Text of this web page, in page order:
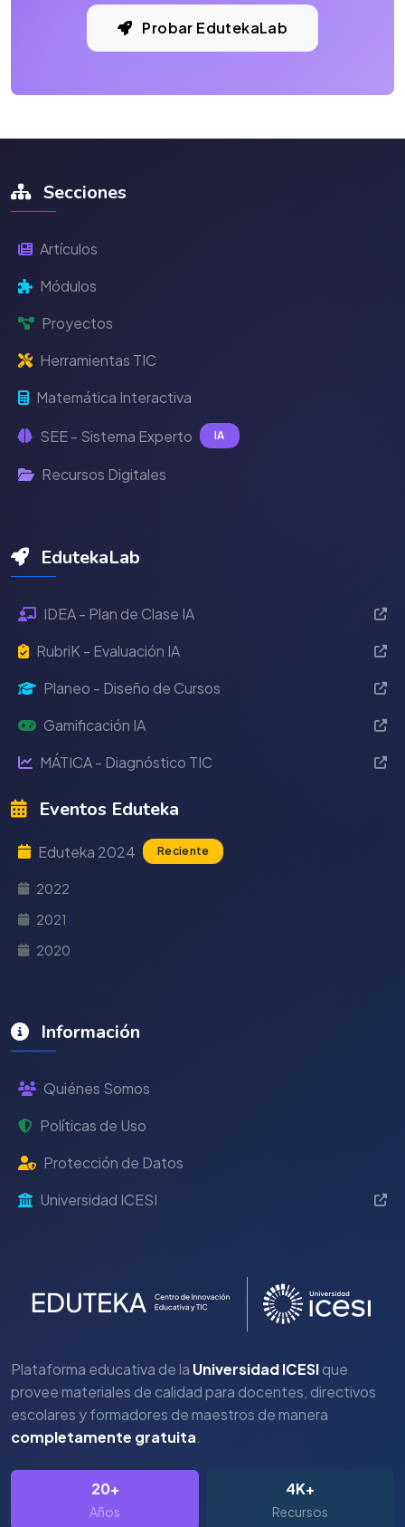
Probar EdutekaLab
Secciones
Artículos
Módulos
Proyectos
Herramientas TIC
Matemática Interactiva
SEE - Sistema Experto IA
Recursos Digitales
EdutekaLab
IDEA - Plan de Clase IA
RubriK - Evaluación IA
Planeo - Diseño de Cursos
Gamificación IA
MÁTICA - Diagnóstico TIC
Eventos Eduteka
Eduteka 2024 Reciente
2022
2021
2020
Información
Quiénes Somos
Políticas de Uso
Protección de Datos
Universidad ICESI
Plataforma educativa de la Universidad ICESIque
provee materiales de calidad para docentes, directivos
escolares y formadores de maestros de manera
completamente gratuita.
20+
Años
4K+
Recursos